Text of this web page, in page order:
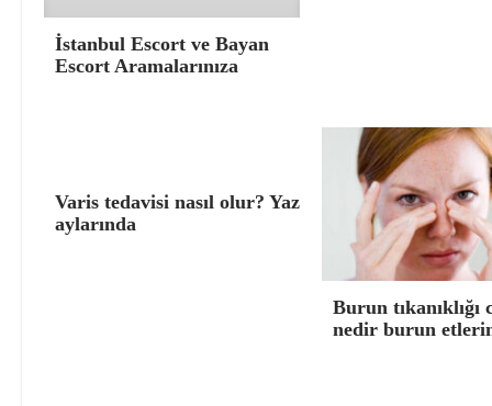
İstanbul Escort ve Bayan
Escort Aramalarınıza
Varis tedavisi nasıl olur? Yaz
aylarında
Burun tıkanıklığı
nedir burun